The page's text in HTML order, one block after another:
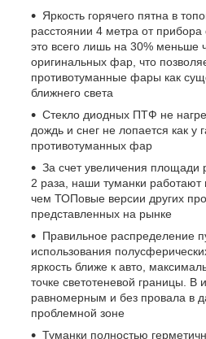
Яркость горячего пятна в
расстоянии 4 метра от прибора
это всего лишь на 30% меньше
оригинальных фар, что
противотуманные фары как
ближнего света
Стекло диодных ПТФ не
дождь и снег не лопается как у
противотуманных фар
За счет увеличения площади
2 раза, наши туманки работают
чем ТОПовые версии других
представленных на рынке
Правильное распределение
использования
яркость ближе к авто,
точке светотеневой границы. В
равномерным и без провала в
проблемной зоне
Туманки полностью